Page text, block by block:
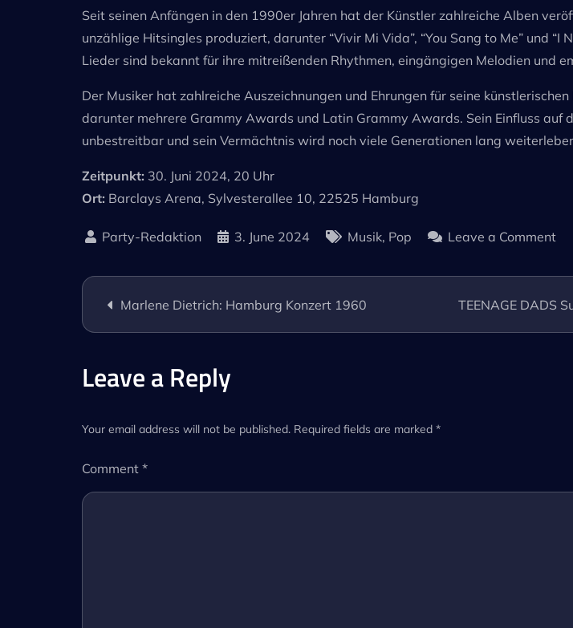
Seit seinen Anfängen in den 1990er Jahren hat der Künstler zahlreiche Alben
unzählige Hitsingles produziert, darunter “Vivir Mi Vida”, “You Sang to Me” und “I
Lieder sind bekannt für ihre mitreißenden Rhythmen, eingängigen Melodien und
Der Musiker hat zahlreiche Auszeichnungen und Ehrungen für seine
darunter mehrere Grammy Awards und Latin Grammy Awards. Sein Einfluss auf
unbestreitbar und sein Vermächtnis wird noch viele Generationen lang
Zeitpunkt: 30. Juni 2024, 20 Uhr
Ort: Barclays Arena, Sylvesterallee 10, 22525 Hamburg
3. June 2024 Musik, Pop Leave a Commenton
Post
navigation
Marlene Dietrich: Hamburg Konzert 1960 TEENAGE DADS
Leave a Reply
Your email address will not be published. Required fields are marked *
Comment *